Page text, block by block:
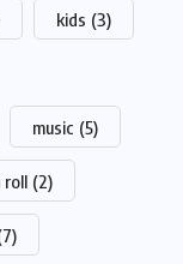
kids (3)
music (5)
roll (2)